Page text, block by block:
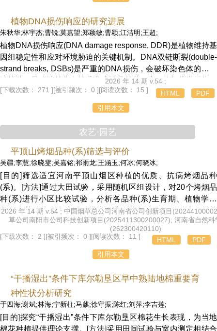
的乡村治理体系。然而，现有研究多从单一视角探讨乡村新内生
发展，缺乏系统性的行动框架。未来可引入协同理论，深入研究
乡村新内生发展的行动框架与实践路径，以提供更完善的理论支
撑，推动实现可持续、具韧性且包容的乡村新内生发展。
植物DNA损伤响应的研究进展
朱秋华;林宇杰;曹锐;莫嘉望;郑颖敏;曹颖;江洁明;王超;
植物DNA损伤响应(DNA damage response, DDR)是植物维持基
因组稳定性和应对环境胁迫的关键机制。DNA双链断裂(double-
strand breaks, DSBs)是严重的DNA损伤，会破坏染色体的物理
连续性，导致遗传信息的丢失或错误传递。为了修复此类损伤，
真核细胞进化出2种主要的DSBs损伤修复机制：同源重组修复
(homologous recombination repair, HRR)和非同源末端连接
(non-homologous end joining, NHEJ)。综述了植物DNA损伤响
应的机制及植物DSBs损伤修复机制的最新研究进展，这些机制
对于植物在逆境中维持基因组的稳定性和完整性至关重要，为提
升农作物的抗逆性及培育遗传改良品种提供了理论依据。
2026 年 14 期 v.54 ;
[下载次数： 271 ][被引频次： 0 ][阅读次数： 15 ] HTML
PDF
引用本文
农艺·园艺
平顶山烤烟品种(系)筛选与评价
吴疆;李慧;徐晓雯;吴嘉铭;祁雨龙;王涵玉;何冰;何晓冰;
[目的]筛选适宜河南平顶山烟区种植的优质、抗病烤烟品种
(系)。[方法]通过大田试验，采用随机区组设计，对20个烤烟品
种(系)进行小区比较试验，分析各品种(系)生育期、植物学性
状、农艺性状、抗病性、经济性状、化学成分、外观质量的差
异，并采用灰色关联度分析法进行综合评价。[结果]各品种(系)
大田生育期均为131 d,植物学性状与农艺性状差异明显。其中，
Y7104、Y7106、Y7095、Y8112、Y9407、Y9408株高适中、
有效叶片数较多、节距适宜、叶片较大，整体农艺性状表现较
强；Y7105、Y7137、Y7149、Y7072、Y9405化学成分含量适
宜、协调性较好；Y7052、Y7063、Y7105、Y8112、Y9405、
Y9407、Y9408经济性状表现较优；灰色关联度分析表明，
Y7052、Y7063、Y7137、Y8112、Y9407等权关联度较高，综
合性状表现较优。[结论]Y7052、Y7063、Y7137、Y8112、
2026 年 14 期 v.54 ; 中国烟草总公司河南省公司创新项目
草公司南阳市公司科技创新项目(2025411300200027); 河南省自然科
(262300420110)
[下载次数： 2 ][被引频次： 0 ][阅读次数： 11 ] HTML
PDF
引用本文
“干播湿出”条件下库尔勒垦区早中熟陆地棉重要育
种性状分析研究
于四海;谢斌;林海;宁新柱;马麒;徐守振;陈红;刘萍;李吉莲;
[目的]探究“干播湿出”条件下库尔勒垦区棉花生长表现，为当地
棉花种植提供理论支撑。[方法]采用田间试验与室内测定相结合